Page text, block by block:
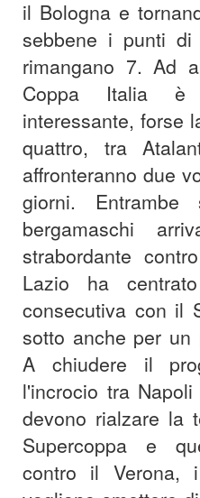
il Bologna e
sebbene i punti di
rimangano 7. Ad
Coppa Italia
interessante, forse
quattro, tra
affronteranno due
giorni.
bergamaschi
strabordante
Lazio ha
consecutiva con il
sotto anche per un
A chiudere il
l'incrocio tra
devono rialzare la
Supercoppa e
contro il Verona,